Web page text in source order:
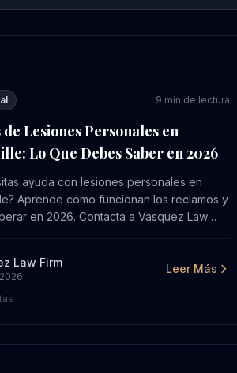
Personales en Asheville: Lo
9 min de lectura
de Lesiones Personales en
Lo Que Debes Saber en 2026
ayuda con lesiones personales en
Aprende cómo funcionan los reclamos y
en 2026. Contacta a Vasquez Law
Law Firm Leer Más
de Tráfico en Durham: Lo Esencial